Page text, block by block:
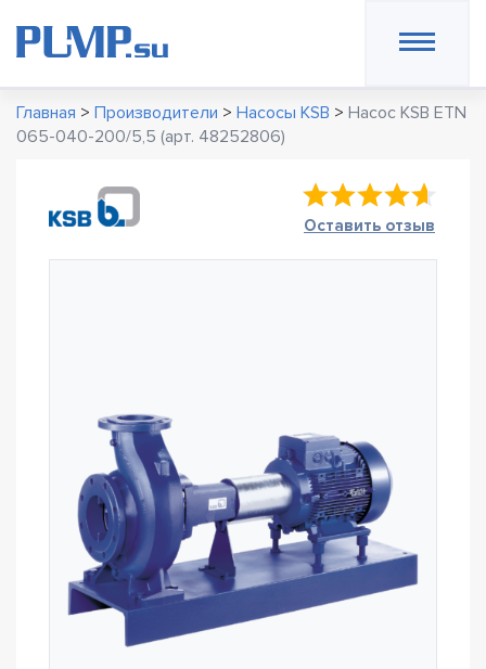
Главная > Производители > Насосы KSB > Насос KSB ETN
065-040-200/5,5 (арт. 48252806)
Оставить отзыв